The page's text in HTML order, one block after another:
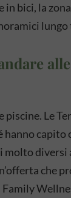
in bici, la
piscine. Le
hanno capito
molto diversi
che